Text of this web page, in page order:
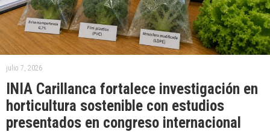
julio 7, 2026
INIA Carillanca fortalece investigación en
horticultura sostenible con estudios
presentados en congreso internacional